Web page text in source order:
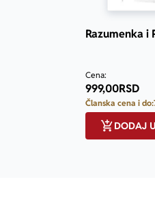
Razumenka i
Cena:
999,00RSD
Članska cena i do:
DODAJ